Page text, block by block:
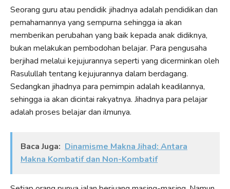
Seorang guru atau pendidik jihadnya adalah pendidikan dan
pemahamannya yang sempurna sehingga ia akan
memberikan perubahan yang baik kepada anak didiknya,
bukan melakukan pembodohan belajar. Para pengusaha
berjihad melalui kejujurannya seperti yang dicerminkan oleh
Rasulullah tentang kejujurannya dalam berdagang.
Sedangkan jihadnya para pemimpin adalah keadilannya,
sehingga ia akan dicintai rakyatnya. Jihadnya para pelajar
adalah proses belajar dan ilmunya.
Baca Juga: Dinamisme Makna Jihad: Antara
Makna Kombatif dan Non-Kombatif